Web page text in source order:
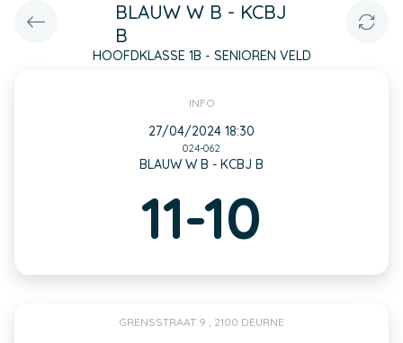
BLAUW W B - KCBJ
B
HOOFDKLASSE 1B - SENIOREN VELD
INFO
27/04/2024 18:30
024-062
BLAUW W B - KCBJ B
11-10
GRENSSTRAAT 9 , 2100 DEURNE